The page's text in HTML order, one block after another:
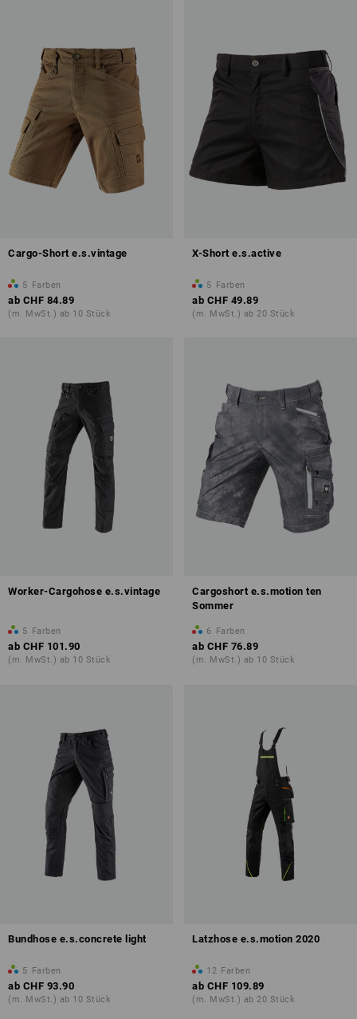
Cargo-Short e.s.vintage
5 Farben
ab CHF 84.89
(m. MwSt.) ab 10 Stück
X-Short e.s.active
5 Farben
ab CHF 49.89
(m. MwSt.) ab 20 Stück
Worker-Cargohose e.s.vintage
5 Farben
ab CHF 101.90
(m. MwSt.) ab 10 Stück
Cargoshort e.s.motion ten
Sommer
6 Farben
ab CHF 76.89
(m. MwSt.) ab 10 Stück
Bundhose e.s.concrete light
5 Farben
ab CHF 93.90
(m. MwSt.) ab 10 Stück
Latzhose e.s.motion 2020
12 Farben
ab CHF 109.89
(m. MwSt.) ab 20 Stück